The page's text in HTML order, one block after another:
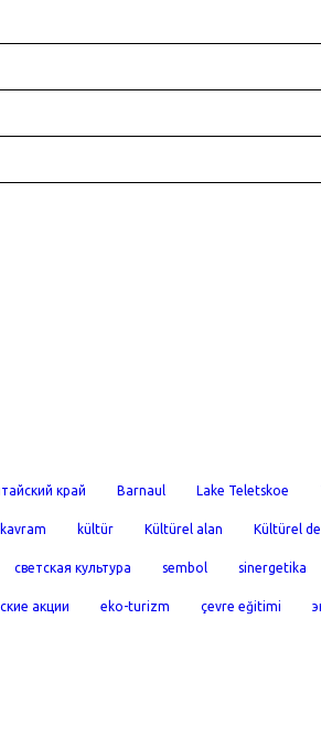
край Barnaul Lake Teletskoe
kavram kültür Kültürel alan Kültürel
светская культура sembol sinergetika
акции eko-turizm çevre eğitimi